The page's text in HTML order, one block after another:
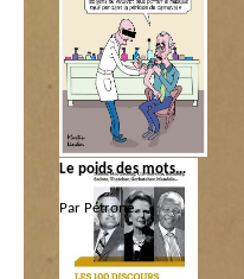
Catégorie :
Belgica
Le poids des mots…
Par Pétrone.
Catégorie :
Cogito|Libri|Pédago